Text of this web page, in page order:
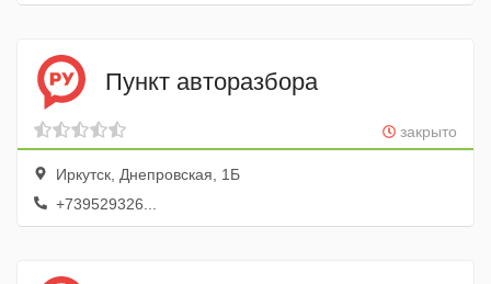
Пункт авторазбора
закрыто
Иркутск, Днепровская, 1Б
+739529326...